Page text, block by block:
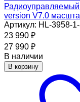
Радиоуправляемый
version V7.0
Артикул: HL-3958-
23 990 ₽
27 990 ₽
В наличии
В корзину